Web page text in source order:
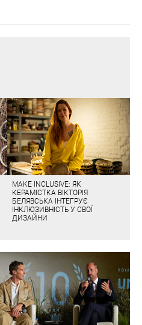
MAKE INCLUSIVE: ЯК
КЕРАМІСТКА ВІКТОРІЯ
БЕЛЯВСЬКА ІНТЕГРУЄ
ІНКЛЮЗИВНІСТЬ У СВОЇ
ДИЗАЙНИ